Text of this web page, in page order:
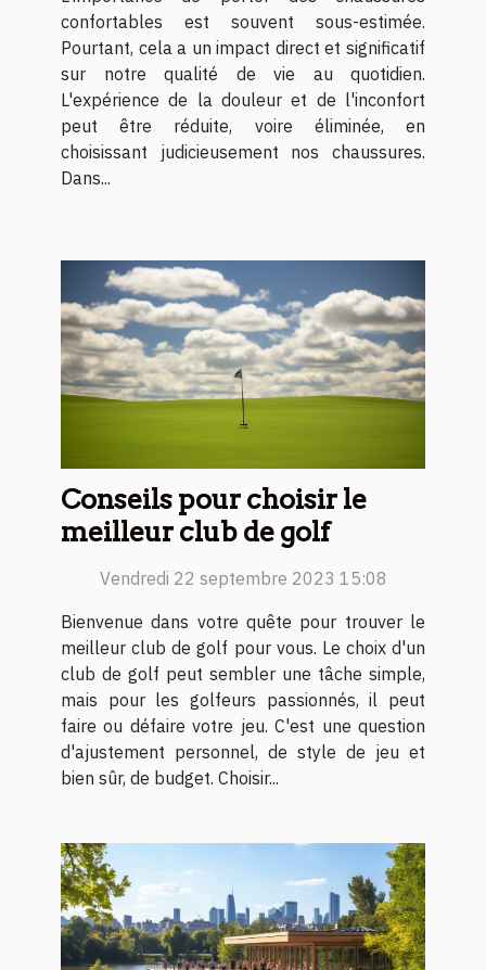
confortables est souvent sous-estimée.
Pourtant, cela a un impact direct et significatif
sur notre qualité de vie au quotidien.
L'expérience de la douleur et de l'inconfort
peut être réduite, voire éliminée, en
choisissant judicieusement nos chaussures.
Dans...
Conseils pour choisir le
meilleur club de golf
Vendredi 22 septembre 2023 15:08
Bienvenue dans votre quête pour trouver le
meilleur club de golf pour vous. Le choix d'un
club de golf peut sembler une tâche simple,
mais pour les golfeurs passionnés, il peut
faire ou défaire votre jeu. C'est une question
d'ajustement personnel, de style de jeu et
bien sûr, de budget. Choisir...